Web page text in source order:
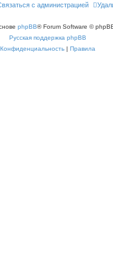
с администрацией
phpBB® Forum Software ©
Русская поддержка phpBB
Конфиденциальность | Правила